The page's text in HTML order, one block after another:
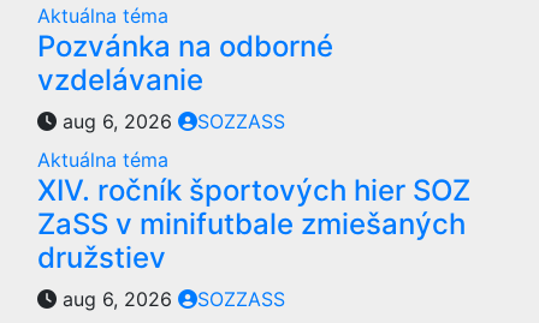
Aktuálna téma
Pozvánka na odborné
vzdelávanie
aug 6, 2026
SOZZASS
Aktuálna téma
XIV. ročník športových hier SOZ
ZaSS v minifutbale zmiešaných
družstiev
aug 6, 2026
SOZZASS